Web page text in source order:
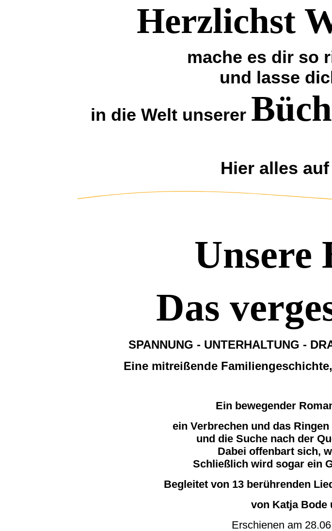
Herzlichst
mache es dir so
und lasse
in die Welt unserer
Hier alles
Unsere
Das
SPANNUNG - UNTERHALTUNG -
Eine mitreißende
Ein bewegender
ein Verbrechen und das
und die Suche nach der
Dabei offenbart sich,
Schließlich wird sogar ein
Begleitet von 13 berührenden
von Katja Bode
Erschienen am